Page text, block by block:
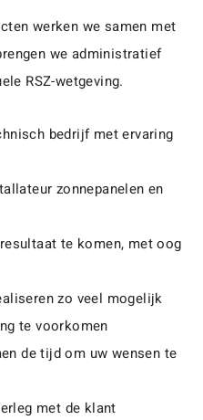
werken we samen met
we administratief
RSZ-wetgeving.
bedrijf met ervaring
zonnepanelen en
te komen, met oog
zo veel mogelijk
te voorkomen
de tijd om uw wensen te
met de klant